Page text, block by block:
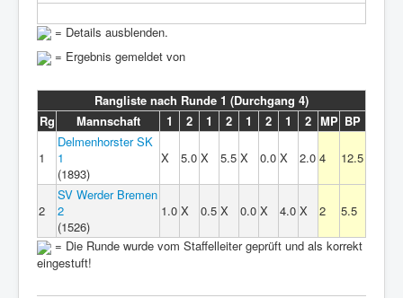
= Details ausblenden.
= Ergebnis gemeldet von
Rangliste nach Runde 1 (Durchgang 4)
Rg
Mannschaft 1 2 1 2 1 2 1 2 MP BP
1
Delmenhorster SK
1
(1893)
X 5.0 X 5.5 X 0.0 X 2.0 4 12.5
2
SV Werder Bremen
2
(1526)
1.0 X 0.5 X 0.0 X 4.0 X 2 5.5
= Die Runde wurde vom Staffelleiter geprüft und als korrekt
eingestuft!